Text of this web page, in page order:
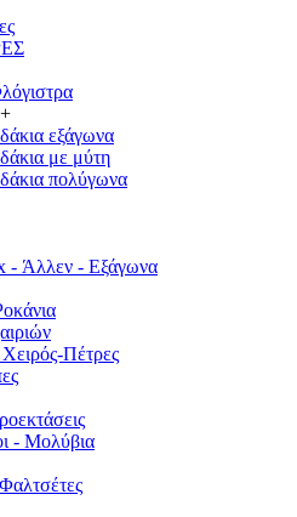
+
εξάγωνα
με μύτη
πολύγωνα
- Άλλεν - Εξάγωνα
Πέτρες
- Μολύβια